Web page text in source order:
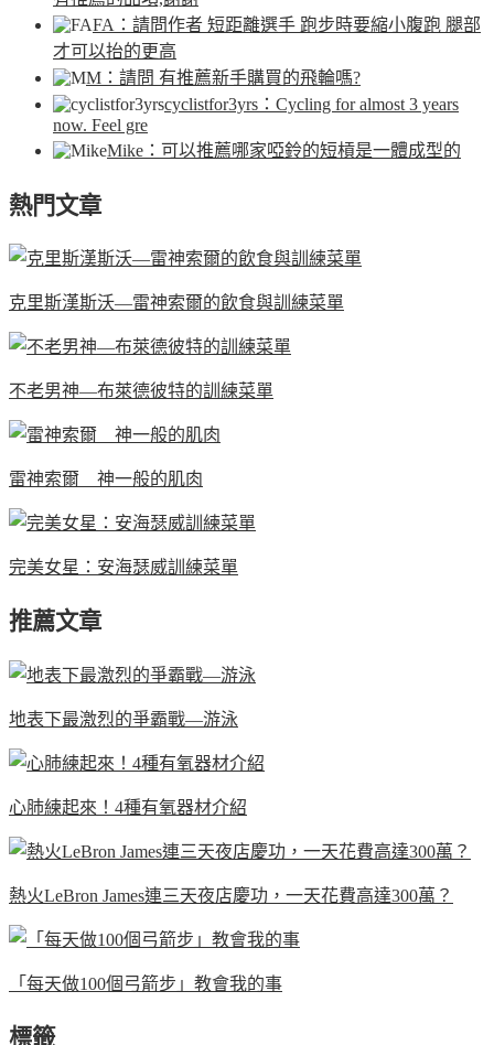
FA ：請問作者 短距離選手 跑步時要縮小腹跑 腿部
才可以抬的更高
M ：請問 有推薦新手購買的飛輪嗎?
cyclistfor3yrs ：Cycling for almost 3 years
now. Feel gre
Mike ：可以推薦哪家啞鈴的短槓是一體成型的
熱門文章
克里斯漢斯沃—雷神索爾的飲食與訓練菜單
不老男神—布萊德彼特的訓練菜單
雷神索爾 神一般的肌肉
完美女星：安海瑟威訓練菜單
推薦文章
地表下最激烈的爭霸戰—游泳
心肺練起來！4種有氧器材介紹
熱火LeBron James連三天夜店慶功，一天花費高達300萬？
「每天做100個弓箭步」教會我的事
標籤